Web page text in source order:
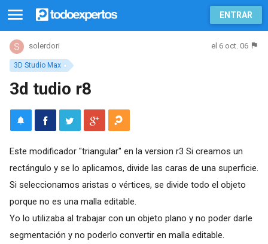
ENTRAR
3D Studio Max
solerdori el 6 oct. 06
3d tudio r8
Este modificador "triangular" en la version r3 Si creamos un
rectángulo y se lo aplicamos, divide las caras de una superficie.
Si seleccionamos aristas o vértices, se divide todo el objeto
porque no es una malla editable.
Yo lo utilizaba al trabajar con un objeto plano y no poder darle
segmentación y no poderlo convertir en malla editable.